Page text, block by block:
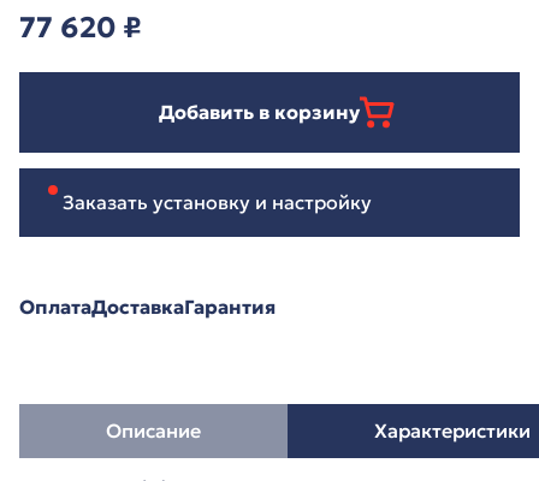
77 620 ₽
Добавить в корзину
Заказать установку и настройку
ОплатаДоставкаГарантия
Описание Характеристики